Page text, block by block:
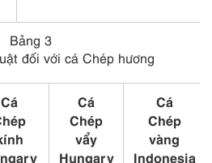
Bảng 3
đối với cá Chép hương
Cá
Cá
Chép
vẩy
Hungary
Cá
Chép
vàng
Indonesia